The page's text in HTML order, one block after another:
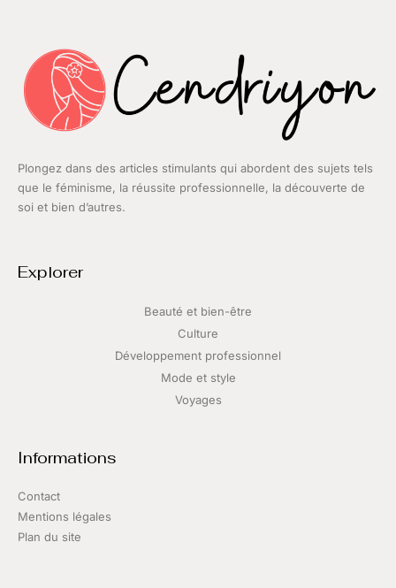
Plongez dans des articles stimulants qui abordent des sujets tels
que le féminisme, la réussite professionnelle, la découverte de
soi et bien d’autres.
Explorer
Beauté et bien-être
Culture
Développement professionnel
Mode et style
Voyages
Informations
Contact
Mentions légales
Plan du site